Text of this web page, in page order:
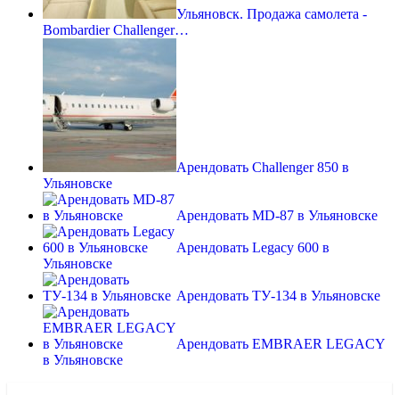
Ульяновск. Продажа самолета -
Bombardier Challenger…
Арендовать Challenger 850 в
Ульяновске
Арендовать MD-87 в Ульяновске
Арендовать Legacy 600 в
Ульяновске
Арендовать ТУ-134 в Ульяновске
Арендовать EMBRAER LEGACY
в Ульяновске